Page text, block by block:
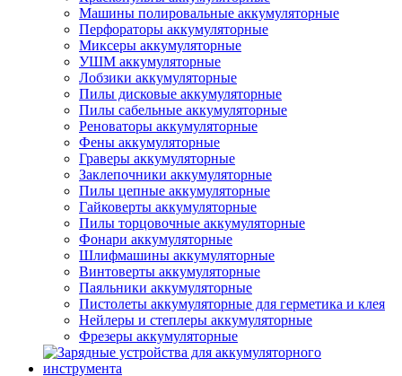
Машины полировальные аккумуляторные
Перфораторы аккумуляторные
Миксеры аккумуляторные
УШМ аккумуляторные
Лобзики аккумуляторные
Пилы дисковые аккумуляторные
Пилы сабельные аккумуляторные
Реноваторы аккумуляторные
Фены аккумуляторные
Граверы аккумуляторные
Заклепочники аккумуляторные
Пилы цепные аккумуляторные
Гайковерты аккумуляторные
Пилы торцовочные аккумуляторные
Фонари аккумуляторные
Шлифмашины аккумуляторные
Винтоверты аккумуляторные
Паяльники аккумуляторные
Пистолеты аккумуляторные для герметика и клея
Нейлеры и степлеры аккумуляторные
Фрезеры аккумуляторные